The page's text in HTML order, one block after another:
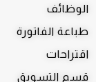
الوظائف
طباعة الفاتورة
اقتراحات
قسم التسويق